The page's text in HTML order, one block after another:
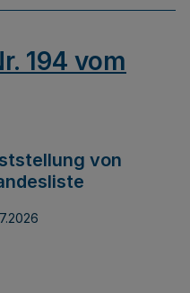
194 vom
von